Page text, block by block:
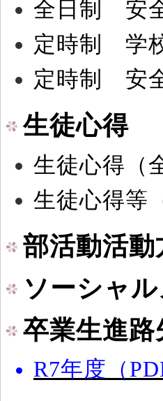
全日制 安
定時制 学
定時制 安
生徒心得
生徒心得（
生徒心得等
部活動活動
ソーシャ
卒業生進路
R7年度（